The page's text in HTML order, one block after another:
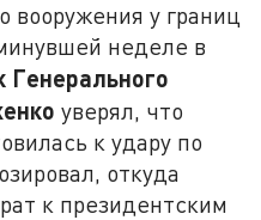
вооружения у границ
неделе в
Генерального
уверял, что
к удару по
откуда
к президентским